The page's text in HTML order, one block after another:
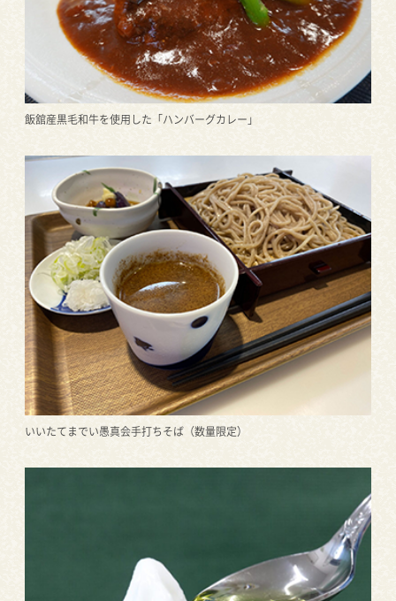
飯舘産黒毛和牛を使用した「ハンバーグカレー」
いいたてまでい愚真会手打ちそば（数量限定）